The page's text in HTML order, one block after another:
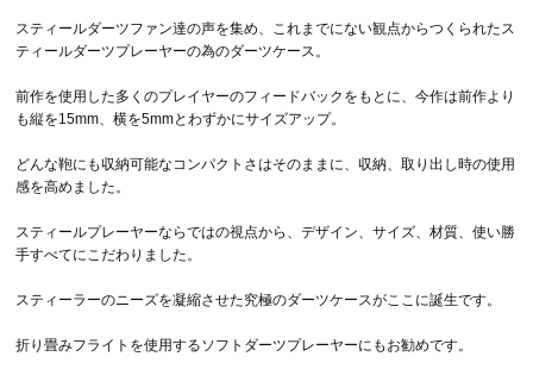
スティールダーツファン達の声を集め、これまでにない観点からつくられたス
ティールダーツプレーヤーの為のダーツケース。
前作を使用した多くのプレイヤーのフィードバックをもとに、今作は前作より
も縦を15mm、横を5mmとわずかにサイズアップ。
どんな鞄にも収納可能なコンパクトさはそのままに、収納、取り出し時の使用
感を高めました。
スティールプレーヤーならではの視点から、デザイン、サイズ、材質、使い勝
手すべてにこだわりました。
スティーラーのニーズを凝縮させた究極のダーツケースがここに誕生です。
折り畳みフライトを使用するソフトダーツプレーヤーにもお勧めです。